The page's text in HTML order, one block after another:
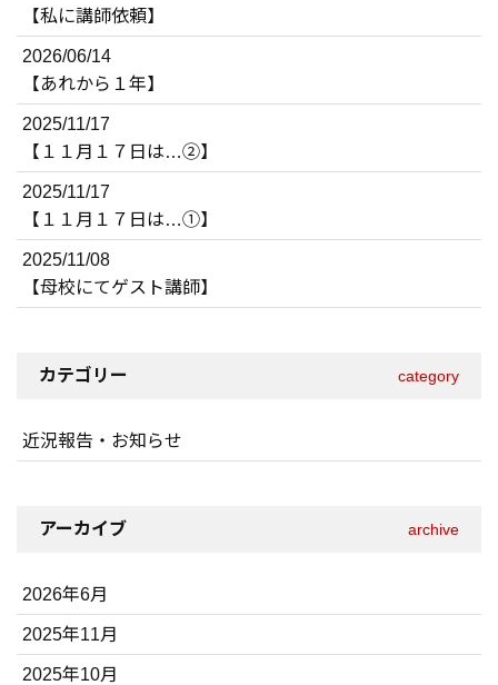
【私に講師依頼】
2026/06/14
【あれから１年】
2025/11/17
【１１月１７日は…②】
2025/11/17
【１１月１７日は…①】
2025/11/08
【母校にてゲスト講師】
カテゴリー category
近況報告・お知らせ
アーカイブ archive
2026年6月
2025年11月
2025年10月